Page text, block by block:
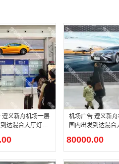
遵义新舟机场一层
达混合大厅灯箱
机场广告 遵义新
国内出发到达混合
80000.00